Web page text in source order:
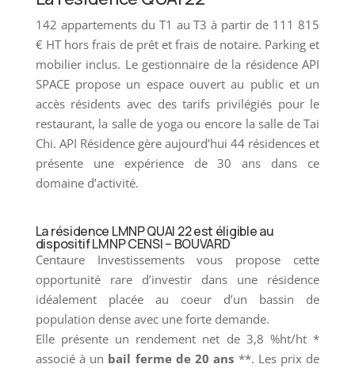
142 appartements du T1 au T3 à partir de 111 815
€ HT hors frais de prêt et frais de notaire. Parking et
mobilier inclus. Le gestionnaire de la résidence API
SPACE propose un espace ouvert au public et un
accès résidents avec des tarifs privilégiés pour le
restaurant, la salle de yoga ou encore la salle de Tai
Chi. API Résidence gère aujourd’hui 44 résidences et
présente une expérience de 30 ans dans ce
domaine d’activité.
La résidence LMNP QUAI 22 est éligible au
dispositif LMNP CENSI – BOUVARD
Centaure Investissements vous propose cette
opportunité rare d’investir dans une résidence
idéalement placée au coeur d’un bassin de
population dense avec une forte demande.
Elle présente un rendement net de 3,8 %ht/ht *
associé à un bail ferme de 20 ans **. Les prix de